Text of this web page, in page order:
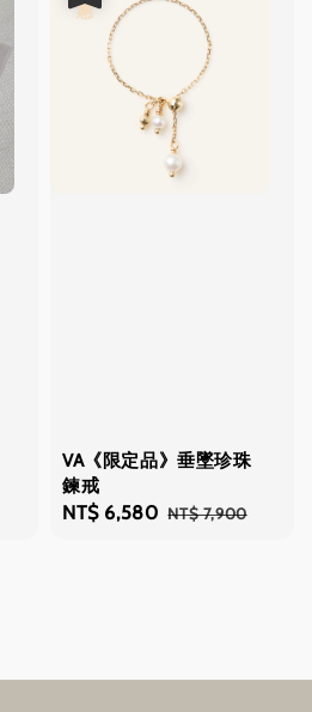
VA《限定品》垂墜珍珠
鍊戒
Sale
NT$ 6,580 Regular
NT$ 7,900